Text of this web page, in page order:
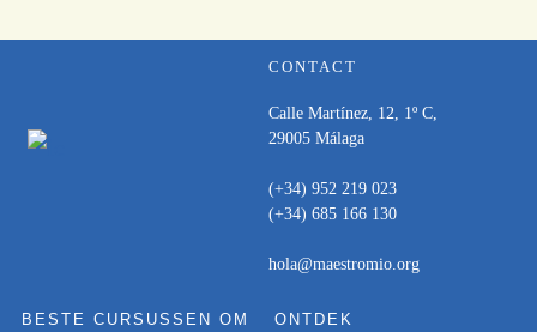
CONTACT
Calle Martínez, 12, 1º C,
29005 Málaga
(+34) 952 219 023
(+34) 685 166 130
hola@maestromio.org
BESTE CURSUSSEN OM ONTDEK